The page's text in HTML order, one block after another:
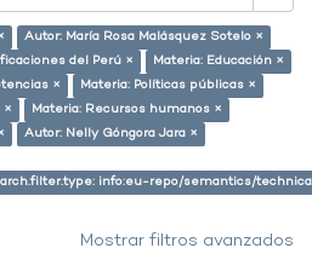
Autor: María Rosa Malásquez Sotelo ×
del Perú ×
Materia: Educación ×
×
Materia: Políticas públicas ×
×
Materia: Recursos humanos ×
Autor: Nelly Góngora Jara ×
info:eu-repo/semantics/
Mostrar filtros avanzados